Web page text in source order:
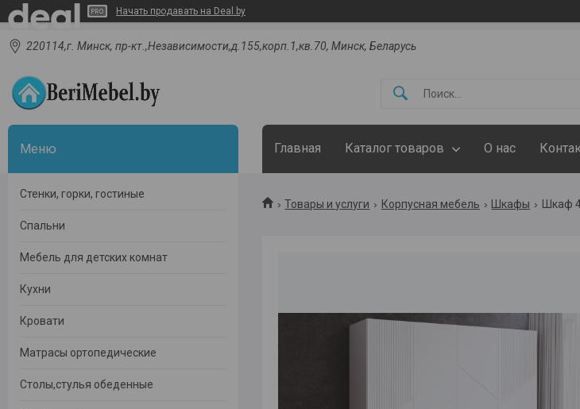
Начать продавать на Deal.by
220114,г. Минск, пр-кт.,Независимости,д.155,корп.1,кв.70, Минск, Беларусь
Главная Каталог товаров О нас
Товары и услуги Корпусная мебель Шкафы
Стенки, горки, гостиные
Спальни
Мебель для детских комнат
Кухни
Кровати
Матрасы ортопедические
Столы,стулья обеденные